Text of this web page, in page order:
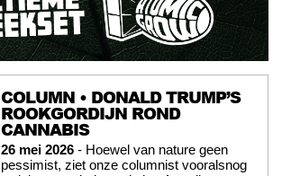
COLUMN • DONALD TRUMP’S
ROOKGORDIJN ROND
CANNABIS
26 mei 2026 - Hoewel van nature geen
pessimist, ziet onze columnist vooralsnog